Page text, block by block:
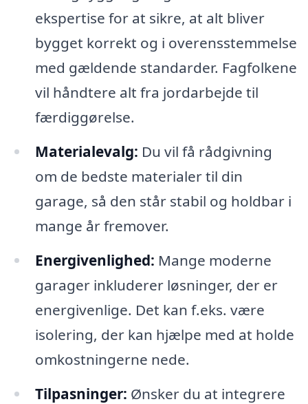
ekspertise for at sikre, at alt bliver
bygget korrekt og i overensstemmelse
med gældende standarder. Fagfolkene
vil håndtere alt fra jordarbejde til
færdiggørelse.
Materialevalg: Du vil få rådgivning
om de bedste materialer til din
garage, så den står stabil og holdbar i
mange år fremover.
Energivenlighed: Mange moderne
garager inkluderer løsninger, der er
energivenlige. Det kan f.eks. være
isolering, der kan hjælpe med at holde
omkostningerne nede.
Tilpasninger: Ønsker du at integrere